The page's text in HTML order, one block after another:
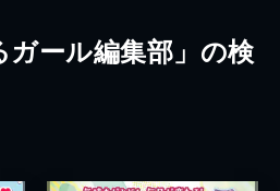
ガール編集部」の検